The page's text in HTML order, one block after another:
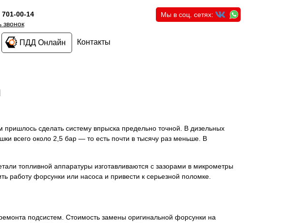
701-00-14
звонок
ПДД Онлайн Контакты
Мы в соц. сетях:
сделать систему впрыска предельно точной. В дизельных
всего около 2,5 бар — то есть почти в тысячу раз меньше. В
топливной аппаратуры изготавливаются с зазорами в микрометры
форсунки или насоса и привести к серьезной поломке.
подсистем. Стоимость замены оригинальной форсунки на